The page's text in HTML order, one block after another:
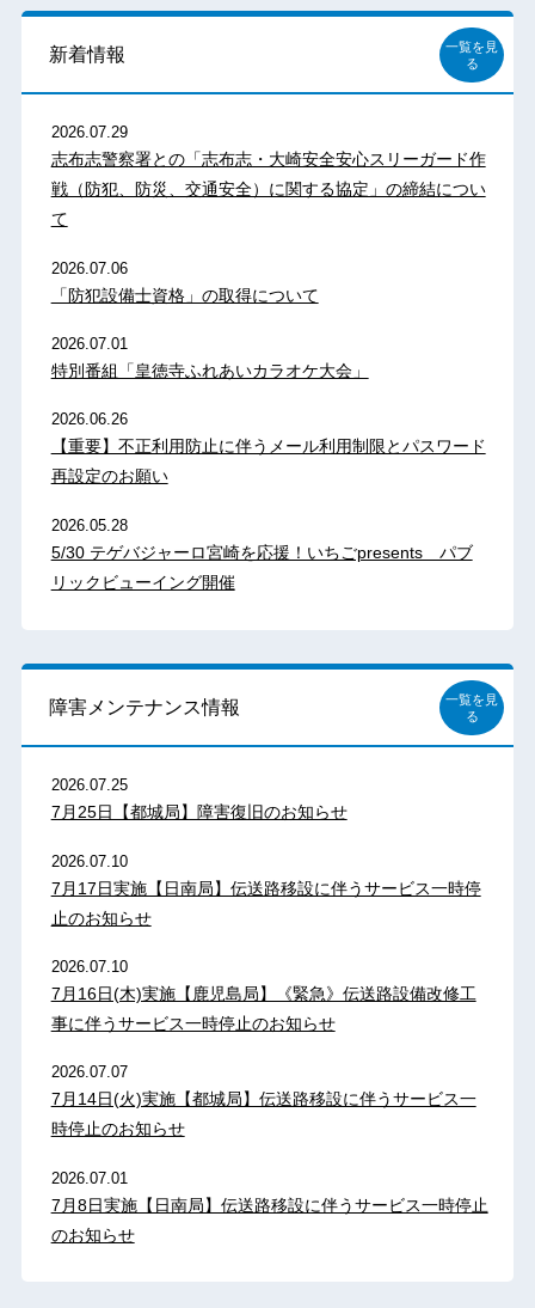
新着情報
一覧を見
る
2026.07.29
志布志警察署との「志布志・大崎安全安心スリーガード作
戦（防犯、防災、交通安全）に関する協定」の締結につい
て
2026.07.06
「防犯設備士資格」の取得について
2026.07.01
特別番組「皇徳寺ふれあいカラオケ大会」
2026.06.26
【重要】不正利用防止に伴うメール利用制限とパスワード
再設定のお願い
2026.05.28
5/30 テゲバジャーロ宮崎を応援！いちごpresents パブ
リックビューイング開催
障害メンテナンス情報
一覧を見
る
2026.07.25
7月25日【都城局】障害復旧のお知らせ
2026.07.10
7月17日実施【日南局】伝送路移設に伴うサービス一時停
止のお知らせ
2026.07.10
7月16日(木)実施【鹿児島局】《緊急》伝送路設備改修工
事に伴うサービス一時停止のお知らせ
2026.07.07
7月14日(火)実施【都城局】伝送路移設に伴うサービス一
時停止のお知らせ
2026.07.01
7月8日実施【日南局】伝送路移設に伴うサービス一時停止
のお知らせ